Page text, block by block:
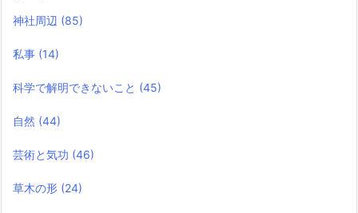
神社周辺 (85)
私事 (14)
科学で解明できないこと (45)
自然 (44)
芸術と気功 (46)
草木の形 (24)